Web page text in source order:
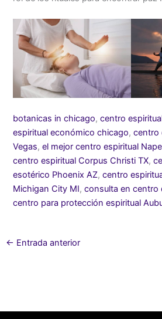
botanicas in chicago,centro
espiritual económico chicago,centro
Vegas,el mejor centro espiritual
centro espiritual Corpus Christi TX,
esotérico Phoenix AZ,centro
Michigan City MI,consulta en centro
centro para protección espiritual
← Entrada anterior